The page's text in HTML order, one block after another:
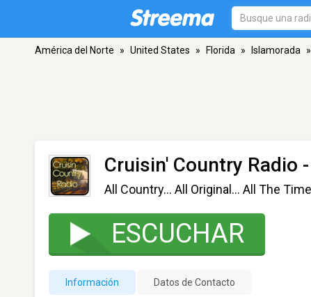
América del Norte » United States » Florida » Islamorada »
Cruisin' Country Radio
All Country... All Original... All The Time
ESCUCHAR
Información Datos de Contacto